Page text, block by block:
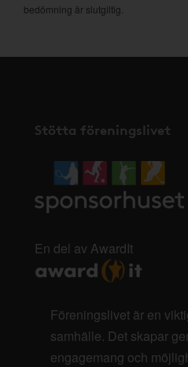
bedömning är slutgiltig.
Stötta föreningslivet
En del av AwardIt
Föreningslivet är en
samhälle. Det skapar
engagemang och